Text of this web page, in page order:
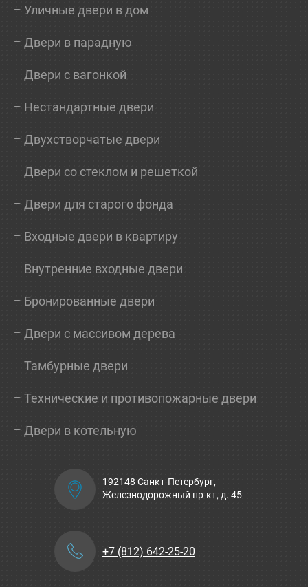
Уличные двери в дом
Двери в парадную
Двери с вагонкой
Нестандартные двери
Двухстворчатые двери
Двери со стеклом и решеткой
Двери для старого фонда
Входные двери в квартиру
Внутренние входные двери
Бронированные двери
Двери с массивом дерева
Тамбурные двери
Технические и противопожарные двери
Двери в котельную
192148 Санкт-Петербург,
Железнодорожный пр-кт, д. 45
+7 (812) 642-25-20